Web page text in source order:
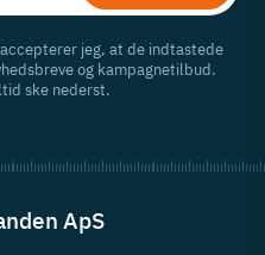
jeg, at de indtastede
og kampagnetilbud.
ske nederst.
ApS